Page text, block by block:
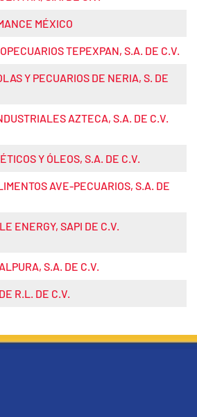
MÉXICO
TEPEXPAN, S.A. DE C.V.
Y PECUARIOS DE NERIA, S. DE
AZTECA, S.A. DE C.V.
Y ÓLEOS, S.A. DE C.V.
AVE-PECUARIOS, S.A. DE
ENERGY, SAPI DE C.V.
S.A. DE C.V.
R.L. DE C.V.